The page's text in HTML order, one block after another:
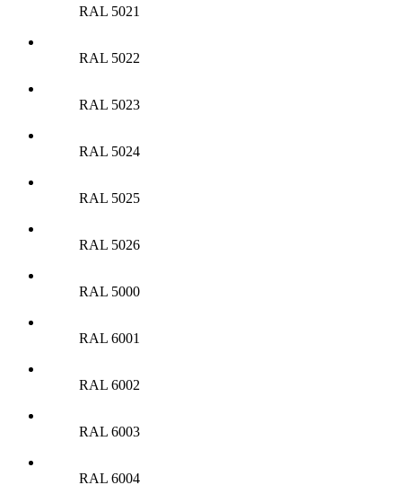
RAL 5021
RAL 5022
RAL 5023
RAL 5024
RAL 5025
RAL 5026
RAL 5000
RAL 6001
RAL 6002
RAL 6003
RAL 6004